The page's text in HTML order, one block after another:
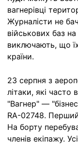
вагнерівці
Журналісти не
військових баз
виключають, що
країни.
23 серпня з
літаки, які
"Вагнер" —
RA-02748. Перший
На борту
членів екіпажу.